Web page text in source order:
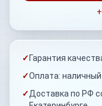
✓ Гарантия
✓Оплата:
✓Доставка по РФ